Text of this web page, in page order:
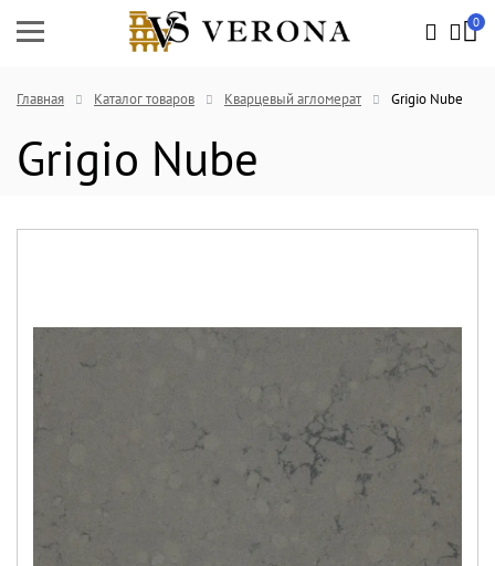
0
Главная Каталог товаров Кварцевый агломерат Grigio Nube
Grigio Nube